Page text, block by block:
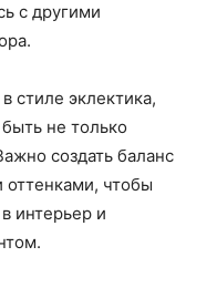
с другими
стиле эклектика,
не только
создать баланс
чтобы
интерьер и